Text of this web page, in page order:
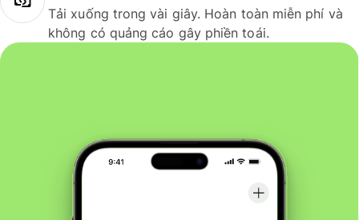
Tải xuống trong vài giây. Hoàn toàn miễn phí và
không có quảng cáo gây phiền toái.